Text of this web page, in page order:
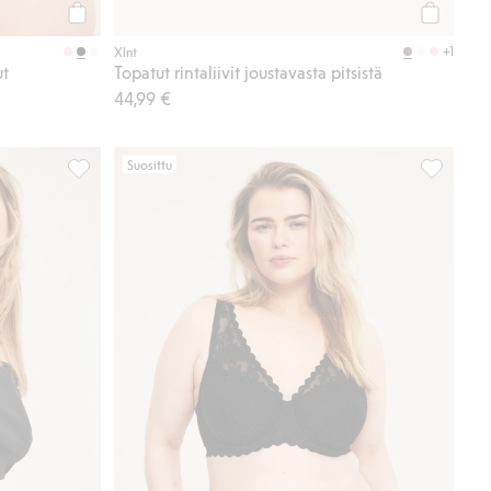
Osta
Xlnt +1
Topatut rintaliivit joustavasta pitsistä
44,99 €
Hipsterit light shape, Lisää suosikkeihin
Suosittu